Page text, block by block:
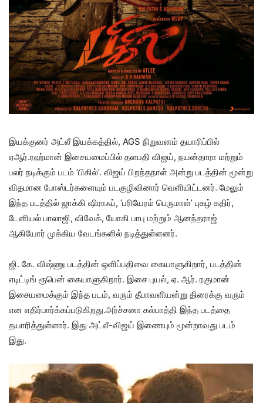
இயக்குனர் அட்லீ இயக்கத்தில், AGS நிறுவனம் தயாரிப்பில்
ஏஆர்.ரஹ்மான் இசையமைப்பில் தளபதி விஜய், நயன்தாரா மற்றும்
பலர் நடிக்கும் படம் ‘பிகில்’. விஜய் பிறந்தநாள் அன்று படத்தின் மூன்று
விதமான போஸ்டர்களையும் படகுழிவினார் வெளியிட்டனர். மேலும்
இந்த படத்தில் ஜாக்கி ஷிராஃப், ‘பரியேரம் பெருமாள்’ புகழ் கதிர்,
டேனியல் பாலாஜி, விவேக், யோகி பாபு மற்றும் ஆனந்தராஜ்
ஆகியோர் முக்கிய வேடங்களில் நடித்துள்ளனர்.
ஜி. கே. விஷ்ணு படத்தின் ஒளிப்பதிவை கையாளுகிறார், படத்தின்
எடிட்டிங் ரூபென் கையாளுகிறார். இசை புயல், ஏ. ஆர். ரகுமான்
இசையமைக்கும் இந்த படம், வரும் தீபாவளியன்று திரைக்கு வரும்
என எதிர்பார்க்கப்படுகிறது.அர்ச்சனா கல்பாத்தி இந்த படத்தை
தயாரித்துள்ளார். இது அட்லீ-விஜய் இணையும் மூன்றாவது படம்
இது.